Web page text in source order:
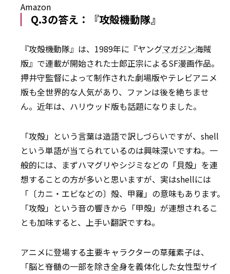
Amazon
Q.3の答え：『攻殻機動隊』
『攻殻機動隊』は、1989年に『ヤングマガジン海賊
版』で連載が開始された士郎正宗によるSF漫画作品。
押井守監督によって制作された劇場版やテレビアニメ
版も全世界的な人気があり、ファンは後を絶ちませ
ん。近年は、ハリウッド版も話題になりました。
「攻殻」という言葉は造語で訳しづらいですが、shell
という単語が当てられているのは興味深いですね。一
般的には、まずハマグリやシジミなどの「貝殻」を連
想することの方が多いと思いますが、実はshellには
「〔カニ・エビなどの〕殻、甲羅」の意味もあります。
「攻殻」という音の響きから「甲殻」が連想されるこ
とも加味すると、上手い翻訳ですね。
アニメに登場する主要キャラクターの草薙素子は、
「脳と脊髄の一部を除き全身を義体化した女性型サイ